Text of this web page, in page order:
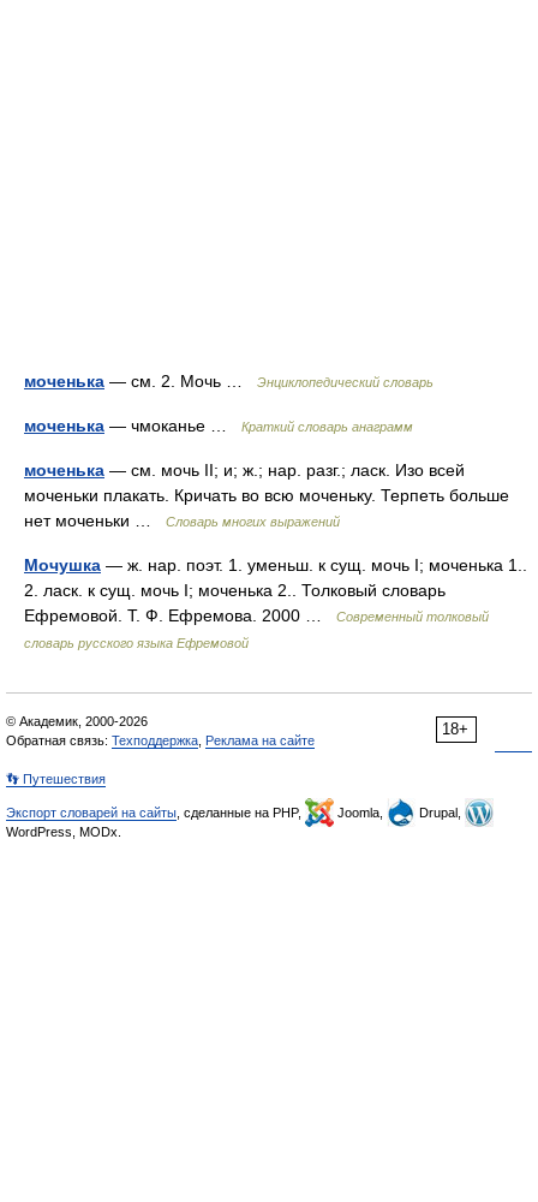
моченька — см. 2. Мочь … Энциклопедический словарь
моченька — чмоканье … Краткий словарь анаграмм
моченька — см. мочь II; и; ж.; нар. разг.; ласк. Изо всей
моченьки плакать. Кричать во всю моченьку. Терпеть больше
нет моченьки …
Словарь многих выражений
Мочушка — ж. нар. поэт. 1. уменьш. к сущ. мочь I; моченька 1..
2. ласк. к сущ. мочь I; моченька 2.. Толковый словарь
Ефремовой. Т. Ф. Ефремова. 2000 …
Современный толковый
словарь русского языка Ефремовой
18+
© Академик, 2000-2026
Обратная связь: Техподдержка Реклама на сайте
👣 Путешествия
Экспорт словарей на сайты , сделанные на PHP, Joomla,
Drupal,
WordPress, MODx.